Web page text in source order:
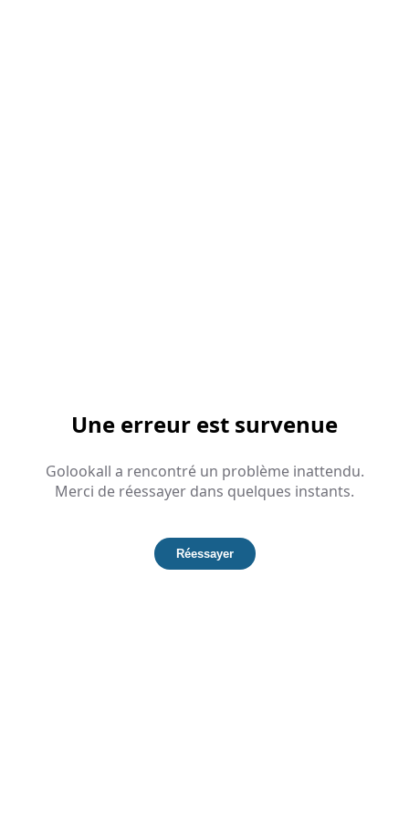
Une erreur est survenue
Golookall a rencontré un problème inattendu.
Merci de réessayer dans quelques instants.
Réessayer